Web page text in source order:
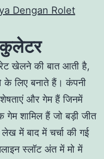
Dengan Rolet
खेलने की बात आती है,
के लिए बनाते हैं। कंपनी
और गेम हैं जिनमें
गेम शामिल हैं जो बड़ी जीत
में बाद में चर्चा की गई
स्लॉट अंत में मो में